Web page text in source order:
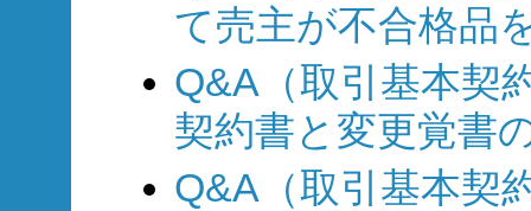
て売主が不合格品
Q&A（取引基本契
契約書と変更覚書
Q&A（取引基本契